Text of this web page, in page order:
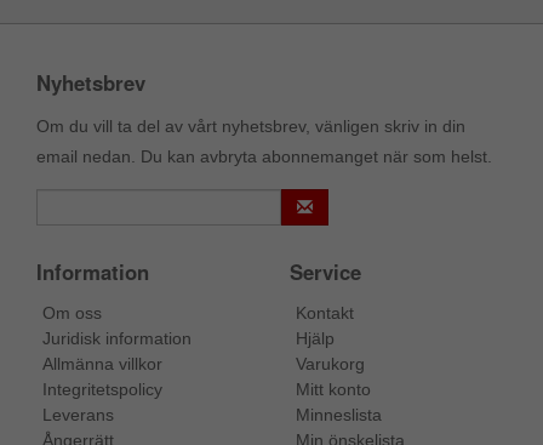
Nyhetsbrev
Om du vill ta del av vårt nyhetsbrev, vänligen skriv in din
email nedan. Du kan avbryta abonnemanget när som helst.
Information
Om oss
Juridisk information
Allmänna villkor
Integritetspolicy
Leverans
Ångerrätt
Service
Kontakt
Hjälp
Varukorg
Mitt konto
Minneslista
Min önskelista